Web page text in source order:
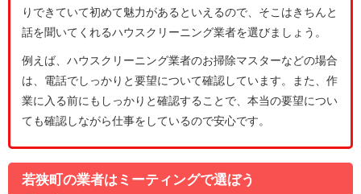
りできていて初めて魅力があるといえるので、そこはきちんと
話を聞いてくれるハウスクリーニング業者を選びましょう。
例えば、ハウスクリーニング業者のお掃除マスターなどの場合
は、電話でしっかりと要望について確認しています。また、作
業に入る前にもしっかりと確認することで、本当の要望につい
ても確認しながら仕事をしているので安心です。
若狭町の業者はミーティングで選ぼう